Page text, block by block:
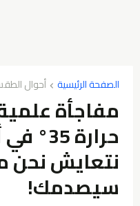
الصفحة الرئيسية أحوال
مفاجأة
حرارة
سيصدمك!